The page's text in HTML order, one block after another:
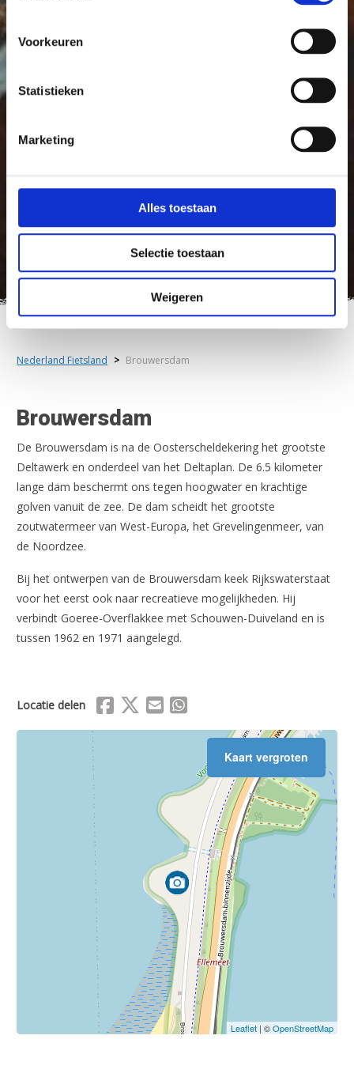
Voorkeuren
Statistieken
Marketing
Alles toestaan
Selectie toestaan
Weigeren
Nederland Fietsland > Brouwersdam
Brouwersdam
De Brouwersdam is na de Oosterscheldekering het grootste
Deltawerk en onderdeel van het Deltaplan. De 6.5 kilometer
lange dam beschermt ons tegen hoogwater en krachtige
golven vanuit de zee. De dam scheidt het grootste
zoutwatermeer van West-Europa, het Grevelingenmeer, van
de Noordzee.
Bij het ontwerpen van de Brouwersdam keek Rijkswaterstaat
voor het eerst ook naar recreatieve mogelijkheden. Hij
verbindt Goeree-Overflakkee met Schouwen-Duiveland en is
tussen 1962 en 1971 aangelegd.
Locatie delen Delen via Facebook
Delen via X (Twitter)
Delen via Mail
Kaart vergroten
Leaflet| ©OpenStreetMap
Leaflet| ©